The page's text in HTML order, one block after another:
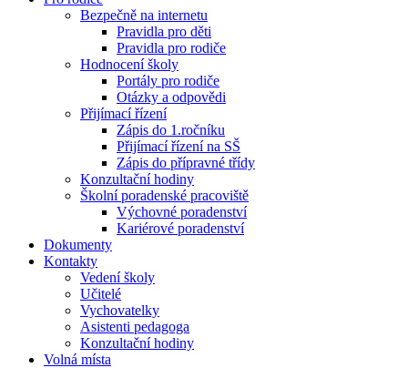
Bezpečně na internetu
Pravidla pro děti
Pravidla pro rodiče
Hodnocení školy
Portály pro rodiče
Otázky a odpovědi
Přijímací řízení
Zápis do 1.ročníku
Přijímací řízení na SŠ
Zápis do přípravné třídy
Konzultační hodiny
Školní poradenské pracoviště
Výchovné poradenství
Kariérové poradenství
Dokumenty
Kontakty
Vedení školy
Učitelé
Vychovatelky
Asistenti pedagoga
Konzultační hodiny
Volná místa